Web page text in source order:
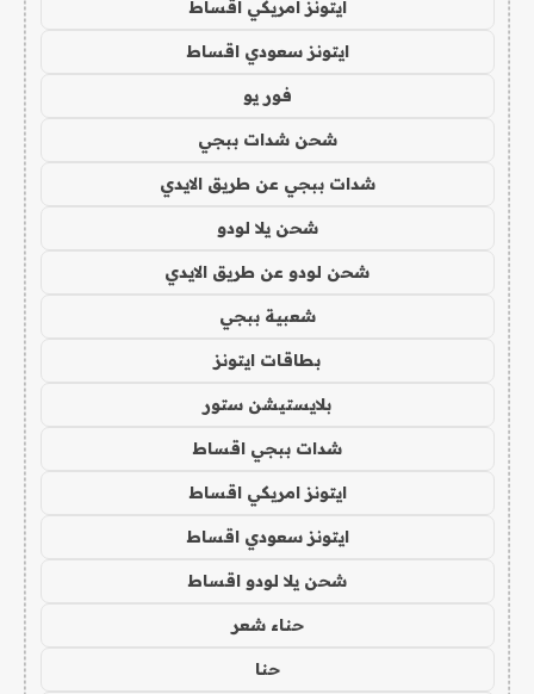
ايتونز امريكي اقساط
ايتونز سعودي اقساط
فور يو
شحن شدات ببجي
شدات ببجي عن طريق الايدي
شحن يلا لودو
شحن لودو عن طريق الايدي
شعبية ببجي
بطاقات ايتونز
بلايستيشن ستور
شدات ببجي اقساط
ايتونز امريكي اقساط
ايتونز سعودي اقساط
شحن يلا لودو اقساط
حناء شعر
حنا